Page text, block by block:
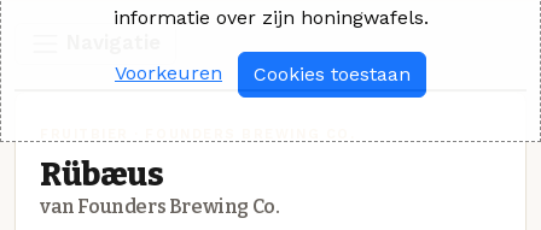
Rübæus
van Founders Brewing Co.
informatie over zijn honingwafels.
Voorkeuren Cookies toestaan